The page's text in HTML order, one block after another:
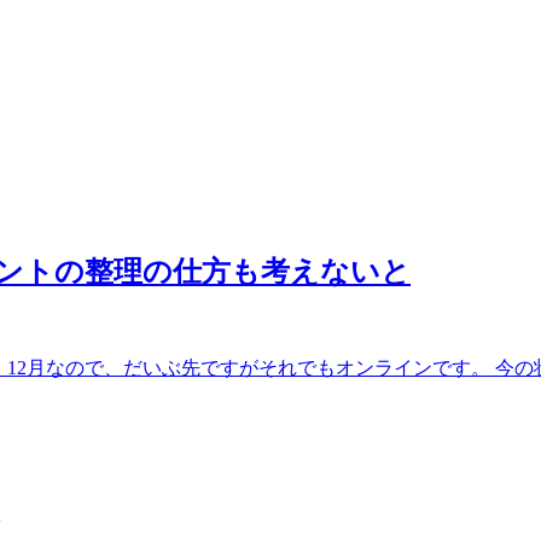
トの整理の仕方も考えないと
月なので、だいぶ先ですがそれでもオンラインです。 今の